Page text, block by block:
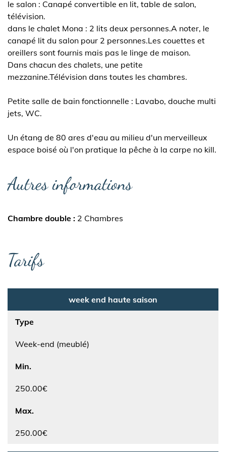
le salon : Canapé convertible en lit, table de salon,
télévision.
dans le chalet Mona : 2 lits deux personnes.A noter, le
canapé lit du salon pour 2 personnes.Les couettes et
oreillers sont fournis mais pas le linge de maison.
Dans chacun des chalets, une petite
mezzanine.Télévision dans toutes les chambres.
Petite salle de bain fonctionnelle : Lavabo, douche multi
jets, WC.
Un étang de 80 ares d'eau au milieu d'un merveilleux
espace boisé où l'on pratique la pêche à la carpe no kill.
Autres informations
Chambre double 2 Chambres
Tarifs
week end haute saison
Type
Week-end (meublé)
Min.
250.00€
Max.
250.00€